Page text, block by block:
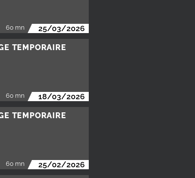
60 mn 25/03/2026
TEMPORAIRE
60 mn 18/03/2026
TEMPORAIRE
60 mn 25/02/2026